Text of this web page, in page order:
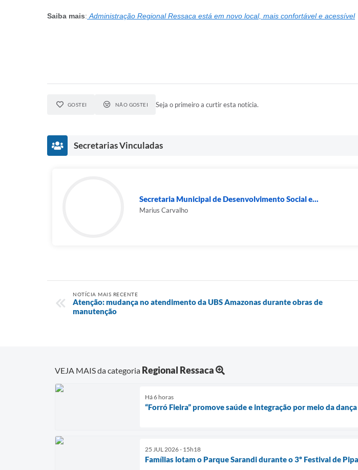
Saiba mais: Administração Regional Ressaca está em novo local, mais confortável e acessível
GOSTEI NÃO GOSTEI Seja o primeiro a curtir esta notícia.
Secretarias Vinculadas
Secretaria Municipal de Desenvolvimento Social e...
Marius Carvalho
NOTÍCIA MAIS RECENTE
Atenção: mudança no atendimento da UBS Amazonas durante obras de
manutenção
VEJA MAIS da categoria Regional Ressaca
Há 6 horas
“Forró Fieira” promove saúde e integração por meio da
25 JUL 2026 - 15h18
Famílias lotam o Parque Sarandi durante o 3º Festival de